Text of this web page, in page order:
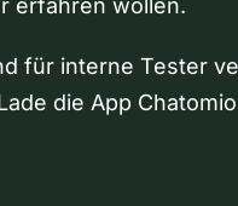
erfahren wollen.
für interne Tester
die App